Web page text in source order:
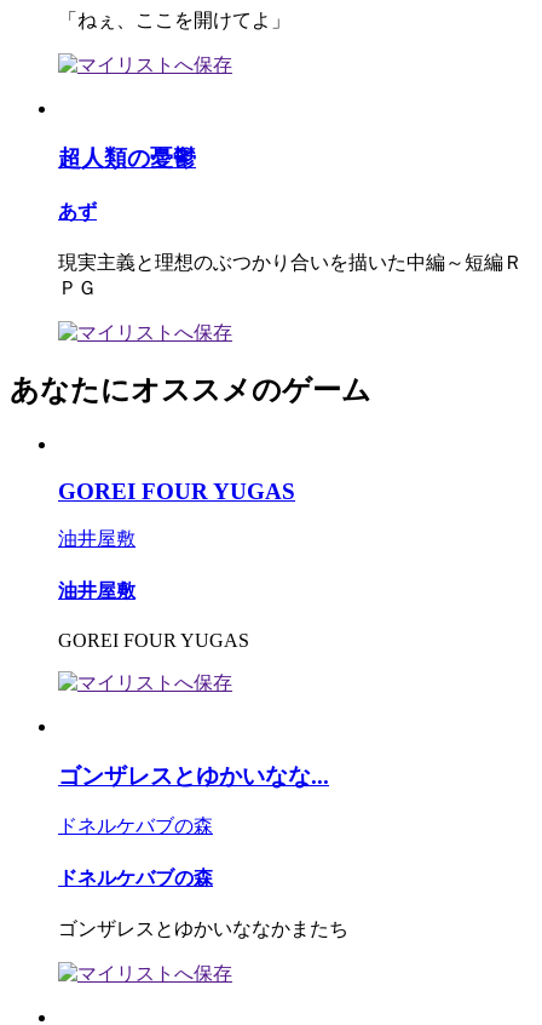
「ねぇ、ここを開けてよ」
超人類の憂鬱
あず
現実主義と理想のぶつかり合いを描いた中編～短編Ｒ
ＰＧ
あなたにオススメのゲーム
GOREI FOUR YUGAS
油井屋敷
油井屋敷
GOREI FOUR YUGAS
ゴンザレスとゆかいなな...
ドネルケバブの森
ドネルケバブの森
ゴンザレスとゆかいななかまたち